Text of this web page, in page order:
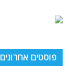
פוסטים אחרונים